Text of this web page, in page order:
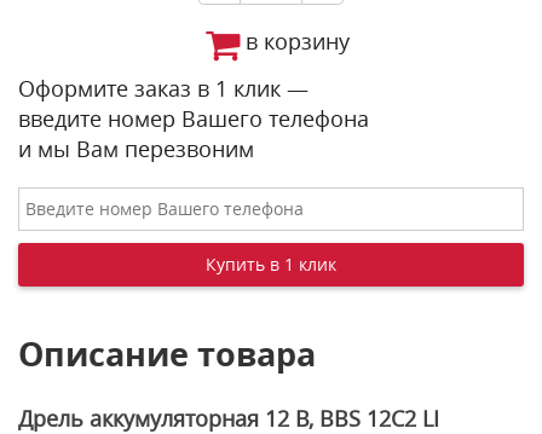
в корзину
Оформите заказ в 1 клик —
введите номер Вашего телефона
и мы Вам перезвоним
Описание товара
Дрель аккумуляторная 12 В, BBS 12C2 LI